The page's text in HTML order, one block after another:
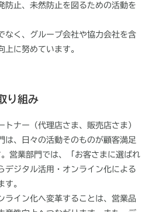
防止、未然防止を図るための活動を
なく、グループ会社や協力会社を含
上に努めています。
り組み
トナー（代理店さま、販売店さま）
は、日々の活動そのものが顧客満足
営業部門では、「お客さまに選ばれ
デジタル活用・オンライン化による
す。
ライン化へ変革することは、営業品